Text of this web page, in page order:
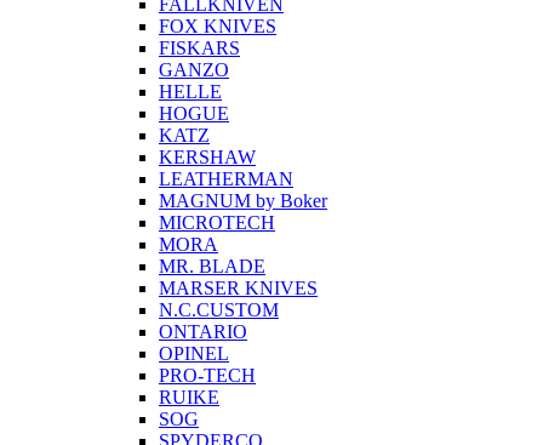
FALLKNIVEN
FOX KNIVES
FISKARS
GANZO
HELLE
HOGUE
KATZ
KERSHAW
LEATHERMAN
MAGNUM by Boker
MICROTECH
MORA
MR. BLADE
MARSER KNIVES
N.C.CUSTOM
ONTARIO
OPINEL
PRO-TECH
RUIKE
SOG
SPYDERCO